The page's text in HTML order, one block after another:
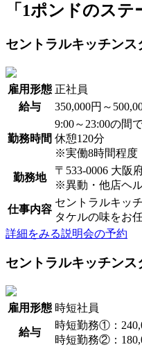
「1ポンドのス
セントラルキッチンス
雇用形態 正社員
給与
350,000円～
勤務時間
9:00～23:00の間
休憩120分
※実働8時間程度
勤務地
〒533-0006 大阪
※異動・他店ヘ
仕事内容
セントラルキッ
タケルの味をお
詳細をみる説明会の予約
セントラルキッチンス
雇用形態 時短社員
給与
時短勤務①：
時短勤務②：